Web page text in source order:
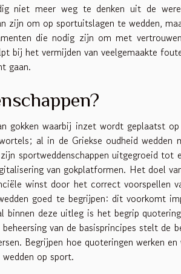
niet meer weg te denken uit de
zijn om op sportuitslagen te wedden,
die nodig zijn om met
bij het vermijden van veelgemaakte
gaan.
gokken waarbij inzet wordt geplaatst
al in de Griekse oudheid wedden
sportweddenschappen uitgegroeid tot
van gokplatformen. Het doel
winst door het correct voorspellen
goed te begrijpen: dit voorkomt
binnen deze uitleg is het begrip
van de basisprincipes stelt de
Begrijpen hoe quoteringen werken
op sport.